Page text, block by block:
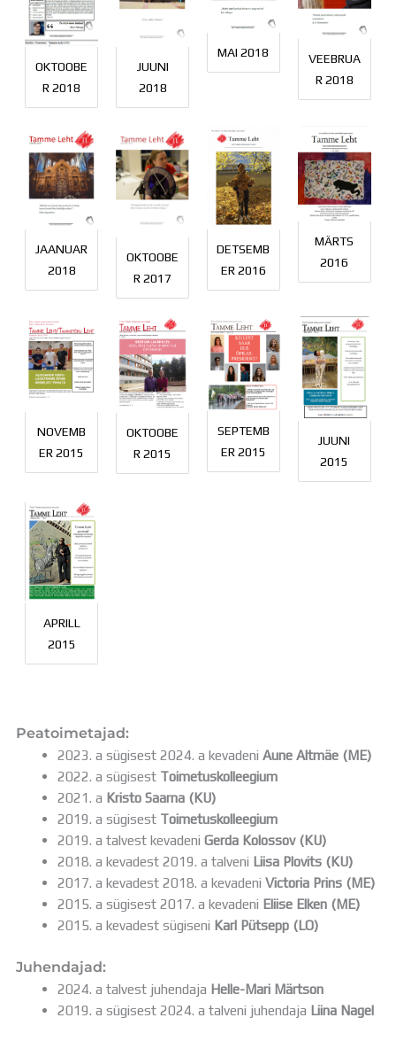
OKTOOBE
R 2018
JUUNI
2018
MAI 2018
VEEBRUA
R 2018
JAANUAR
2018
OKTOOBE
R 2017
DETSEMB
ER 2016
MÄRTS
2016
NOVEMB
ER 2015
OKTOOBE
R 2015
SEPTEMB
ER 2015
JUUNI
2015
APRILL
2015
Peatoimetajad:
2023. a sügisest 2024. a kevadeni Aune Altmäe (ME)
2022. a sügisest Toimetuskolleegium
2021. a Kristo Saarna (KU)
2019. a sügisestToimetuskolleegium
2019. a talvest kevadeni Gerda Kolossov (KU)
2018. a kevadest 2019. a talveni Liisa Plovits (KU)
2017. a kevadest 2018. a kevadeni Victoria Prins (ME)
2015. a sügisest 2017. a kevadeni Eliise Elken (ME)
2015. a kevadest sügiseni Karl Pütsepp (LO)
Juhendajad:
2024. a talvest juhendaja Helle-Mari Märtson
2019. a sügisest 2024. a talveni juhendaja Liina Nagel